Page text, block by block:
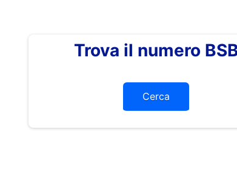
Trova il numero
Cerca